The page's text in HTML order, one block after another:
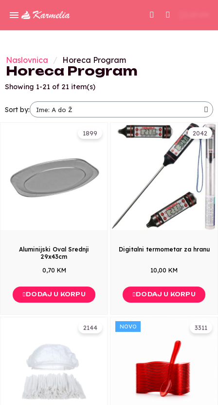
Naslovnica Horeca Program
Horeca Program
Showing 1-21 of 21 item(s)
Sort by:
1899
Aluminijski Oval Srednji
29x43cm
0,70 KM
DODAJ U KORPU
2042
Digitalni termometar za hranu
10,00 KM
DODAJ U KORPU
2144 3311
NOVO